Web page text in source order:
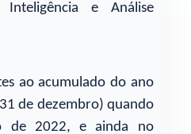
e Análise
ao acumulado do ano
de dezembro) quando
de 2022, e ainda no